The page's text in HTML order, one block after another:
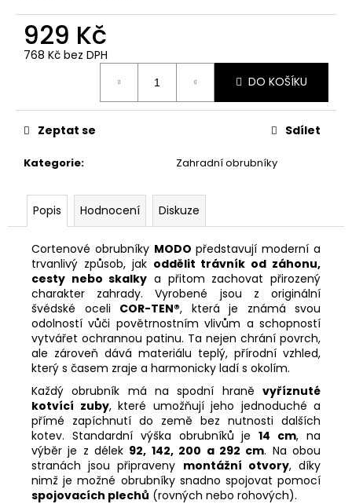
929 Kč
768 Kč bez DPH
DO KOŠÍKU
Kategorie: Zahradní obrubníky
Zeptat se Sdílet
Popis Hodnocení Diskuze
Cortenové obrubníky MODO představují moderní a
trvanlivý způsob, jak oddělit trávník od záhonu,
cesty nebo skalky a přitom zachovat přirozený
charakter zahrady. Vyrobené jsou z originální
švédské oceli COR-TEN®, která je známá svou
odolností vůči povětrnostním vlivům a schopností
vytvářet ochrannou patinu. Ta nejen chrání povrch,
ale zároveň dává materiálu teplý, přírodní vzhled,
který s časem zraje a harmonicky ladí s okolím.
Každý obrubník má na spodní hraně vyříznuté
kotvící zuby, které umožňují jeho jednoduché a
přímé zapíchnutí do země bez nutnosti dalších
kotev. Standardní výška obrubníků je14 cm, na
výběr je z délek 92, 142, 200 a 292 cm. Na obou
stranách jsou připraveny montážní otvory, díky
nimž je možné obrubníky snadno spojovat pomocí
spojovacích plechů (rovných nebo rohových).
D
o
p
o
č
u
e
DĚTŠKÁ
ŽIDLE
FUXO
LINE
390
Kč